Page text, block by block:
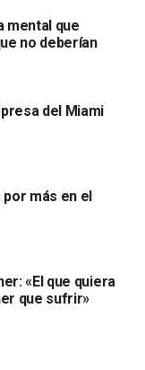
mental que
no deberían
del Miami
más en el
«El que quiera
que sufrir»